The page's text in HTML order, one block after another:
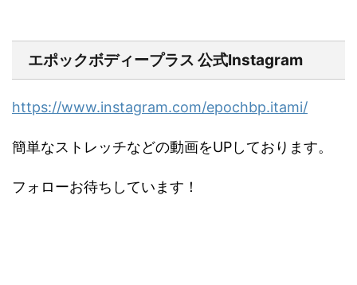
エポックボディープラス 公式Instagram
https://www.instagram.com/epochbp.itami/
簡単なストレッチなどの動画をUPしております。
フォローお待ちしています！